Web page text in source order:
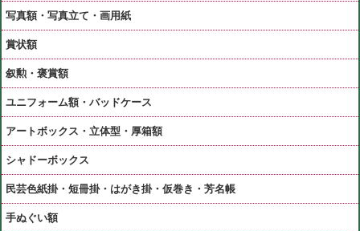
写真額・写真立て・画用紙
賞状額
叙勲・褒賞額
ユニフォーム額・バッドケース
アートボックス・立体型・厚箱額
シャドーボックス
民芸色紙掛・短冊掛・はがき掛・仮巻き・芳名帳
手ぬぐい額